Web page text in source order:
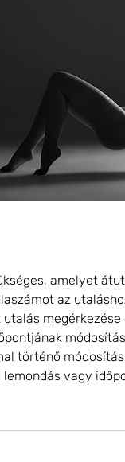
amelyet
az
megérkezése
történő
vagy